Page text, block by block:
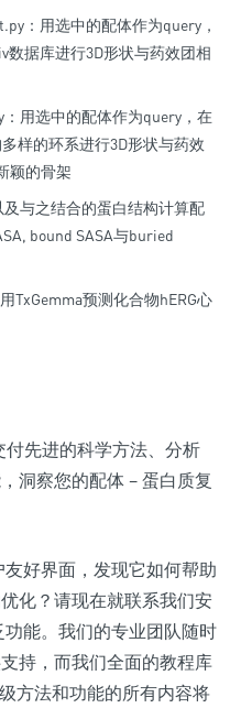
：用选中的配体作为query，
数据库进行3D形状与药效团相
用选中的配体作为query，在
样的环系进行3D形状与药效
颖的骨架
与之结合的蛋白结构计算配
bound SASA与buried
TxGemma预测化合物hERG心
付先进的科学方法、分析
洞察您的配体 – 蛋白质复
好界面，发现它如何帮助
化？请现在就联系我们安
能。我们的专业团队随时
持，而我们全面的教程库
方法和功能的所有内容将